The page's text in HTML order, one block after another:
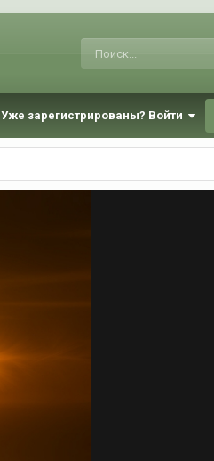
Уже зарегистрированы? Войти